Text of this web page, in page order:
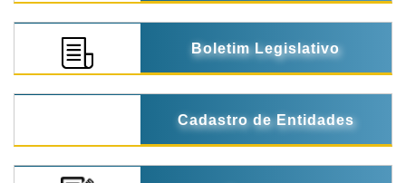
Boletim Legislativo
Cadastro de Entidades